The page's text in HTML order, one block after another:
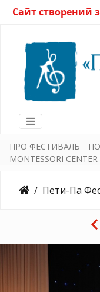
Сайт створений
ПРО ФЕСТИВАЛЬ
MONTESSORI CENTER
Пети-Па